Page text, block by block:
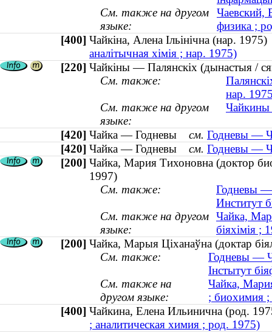
См. также на другом
языке:
Чаевский,
физика ;
[400] Чайкіна, Алена Ільінічна (нар.
аналітычная хімія ; нар. 1975)
[220] Чайкіны — Палянскіх (дынастыя /
См. также:
нар.
См. также на другом
языке:
Чайкины
[420] Чайка — Годневы см. Годневы —
[420] Чайка — Годневы см. Годневы —
[200] Чайка, Мария Тихоновна (доктор
1997)
См. также:
Годневы —
Институт
См. также на другом
языке:
Чайка,
біяхімія
[200] Чайка, Марыя Ціханаўна (доктар
См. также:
Годневы —
Інстытут
См. также на
другом языке:
Чайка,
; биохимия
[400] Чайкина, Елена Ильинична (род.
; аналитическая химия ; род. 1975)